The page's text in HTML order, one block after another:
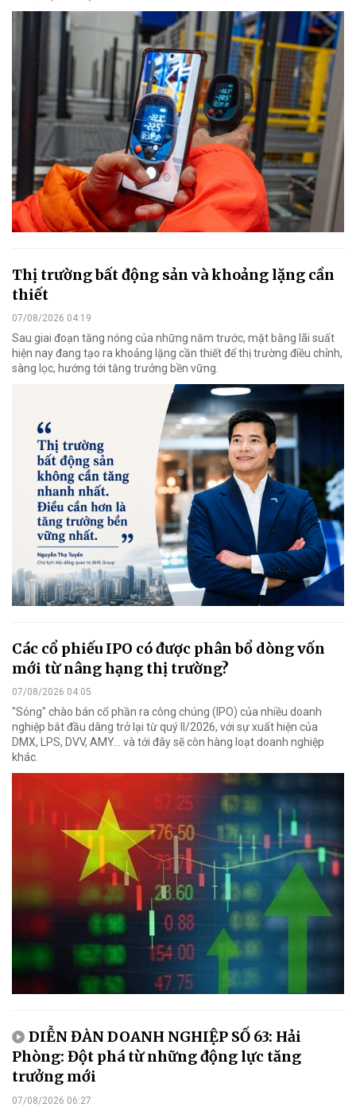
Thị trường bất động sản và khoảng lặng cần
thiết
07/08/2026 04:19
Sau giai đoạn tăng nóng của những năm trước, mặt bằng lãi suất
hiện nay đang tạo ra khoảng lặng cần thiết để thị trường điều chỉnh,
sàng lọc, hướng tới tăng trưởng bền vững.
Các cổ phiếu IPO có được phân bổ dòng vốn
mới từ nâng hạng thị trường?
07/08/2026 04:05
"Sóng" chào bán cổ phần ra công chúng (IPO) của nhiều doanh
nghiệp bắt đầu dâng trở lại từ quý II/2026, với sự xuất hiện của
DMX, LPS, DVV, AMY... và tới đây sẽ còn hàng loạt doanh nghiệp
khác.
DIỄN ĐÀN DOANH NGHIỆP SỐ 63: Hải
Phòng: Đột phá từ những động lực tăng
trưởng mới
07/08/2026 06:27